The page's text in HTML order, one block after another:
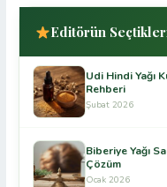
Editörün
Udi Hindi Yağı
Rehberi
Şubat 2026
Biberiye Yağı
Çözüm
Ocak 2026